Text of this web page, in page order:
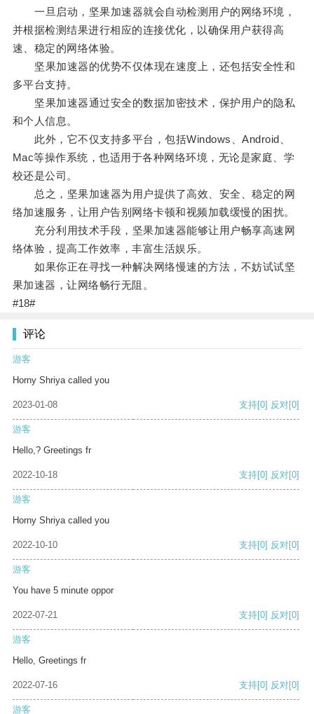
一旦启动，坚果加速器就会自动检测用户的网络环境，
并根据检测结果进行相应的连接优化，以确保用户获得高
速、稳定的网络体验。
坚果加速器的优势不仅体现在速度上，还包括安全性和
多平台支持。
坚果加速器通过安全的数据加密技术，保护用户的隐私
和个人信息。
此外，它不仅支持多平台，包括Windows、Android、
Mac等操作系统，也适用于各种网络环境，无论是家庭、学
校还是公司。
总之，坚果加速器为用户提供了高效、安全、稳定的网
络加速服务，让用户告别网络卡顿和视频加载缓慢的困扰。
充分利用技术手段，坚果加速器能够让用户畅享高速网
络体验，提高工作效率，丰富生活娱乐。
如果你正在寻找一种解决网络慢速的方法，不妨试试坚
果加速器，让网络畅行无阻。
#18#
评论
游客
Horny Shriya called you
2023-01-08 支持[0] 反对[0]
游客
Hello,? Greetings fr
2022-10-18 支持[0] 反对[0]
游客
Horny Shriya called you
2022-10-10 支持[0] 反对[0]
游客
You have 5 minute oppor
2022-07-21 支持[0] 反对[0]
游客
Hello, Greetings fr
2022-07-16 支持[0] 反对[0]
游客